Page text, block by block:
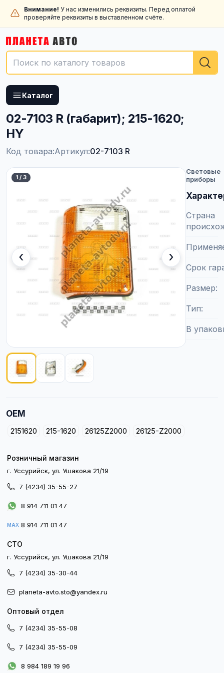
Внимание! У нас изменились реквизиты. Перед оплатой
проверяйте реквизиты в выставленном счёте.
Каталог
02-7103 R (габарит); 215-1620;
HY
Код товара:Артикул:02-7103 R
1 / 3
‹ ›
Световые
приборы
Страна
Срок
Размер
Тип
В
OEM
2151620 215-1620 26125Z2000 26125-Z2000
Розничный магазин
г. Уссурийск, ул. Ушакова 21/19
7 (4234) 35-55-27
8 914 711 01 47
MAX 8 914 711 01 47
СТО
г. Уссурийск, ул. Ушакова 21/19
7 (4234) 35-30-44
planeta-avto.sto@yandex.ru
Оптовый отдел
7 (4234) 35-55-08
7 (4234) 35-55-09
8 984 189 19 96